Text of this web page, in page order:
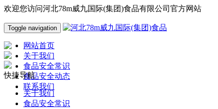
欢迎您访问河北78m威九国际(集团)食品有限公司官方网站
Toggle navigation
网站首页
关于我们
食品安全常识
食品安全动态
联系我们
快捷导航
关于我们
食品安全常识